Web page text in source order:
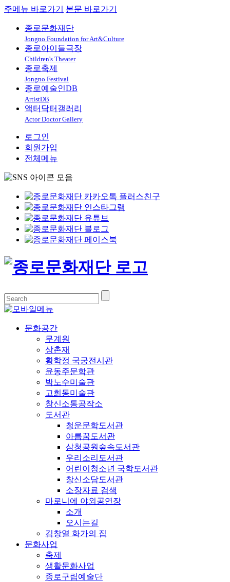
주메뉴 바로가기 본문 바로가기
종로문화재단
Jongno Foundation for Art&Culture
종로아이들극장
Children's Theater
종로축제
Jongno Festival
종로예술인DB
ArtistDB
액터닥터갤러리
Actor Doctor Gallery
로그인
회원가입
전체메뉴
문화공간
무계원
상촌재
황학정 국궁전시관
윤동주문학관
박노수미술관
고희동미술관
창신소통공작소
도서관
청운문학도서관
아름꿈도서관
삼청공원숲속도서관
우리소리도서관
어린이청소년 국학도서관
창신소담도서관
소장자료 검색
마로니에 야외공연장
소개
오시는길
김창열 화가의 집
문화사업
축제
생활문화사업
종로구립예술단